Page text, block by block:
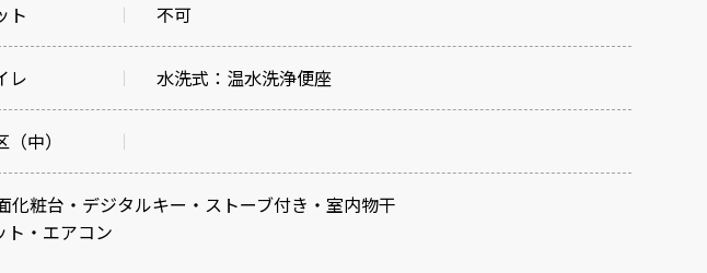
ト 不可
レ 水洗式：温水洗浄便座
（中）
粧台・デジタルキー・ストーブ付き・室内物干
ト・エアコン